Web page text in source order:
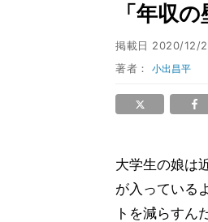
「年収
掲載日 2020/12/
著者：小出昌平
大学生の娘は
が入っている
トを減らす